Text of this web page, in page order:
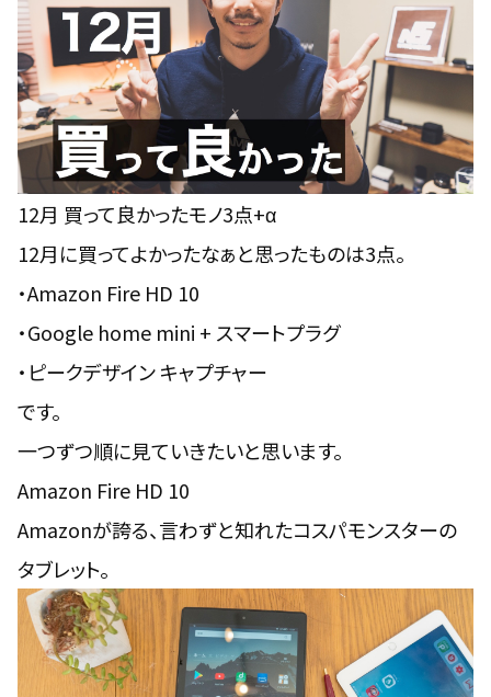
12月 買って良かったモノ3点+α
12月に買ってよかったなぁと思ったものは3点。
・Amazon Fire HD 10
・Google home mini + スマートプラグ
・ピークデザイン キャプチャー
です。
一つずつ順に見ていきたいと思います。
Amazon Fire HD 10
Amazonが誇る、言わずと知れたコスパモンスターの
タブレット。